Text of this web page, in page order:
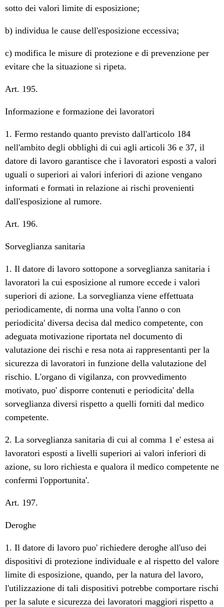
sotto dei valori limite di esposizione;
b) individua le cause dell'esposizione eccessiva;
c) modifica le misure di protezione e di prevenzione per
evitare che la situazione si ripeta.
Art. 195.
Informazione e formazione dei lavoratori
1. Fermo restando quanto previsto dall'articolo 184
nell'ambito degli obblighi di cui agli articoli 36 e 37, il
datore di lavoro garantisce che i lavoratori esposti a valori
uguali o superiori ai valori inferiori di azione vengano
informati e formati in relazione ai rischi provenienti
dall'esposizione al rumore.
Art. 196.
Sorveglianza sanitaria
1. Il datore di lavoro sottopone a sorveglianza sanitaria i
lavoratori la cui esposizione al rumore eccede i valori
superiori di azione. La sorveglianza viene effettuata
periodicamente, di norma una volta l'anno o con
periodicita' diversa decisa dal medico competente, con
adeguata motivazione riportata nel documento di
valutazione dei rischi e resa nota ai rappresentanti per la
sicurezza di lavoratori in funzione della valutazione del
rischio. L'organo di vigilanza, con provvedimento
motivato, puo' disporre contenuti e periodicita' della
sorveglianza diversi rispetto a quelli forniti dal medico
competente.
2. La sorveglianza sanitaria di cui al comma 1 e' estesa ai
lavoratori esposti a livelli superiori ai valori inferiori di
azione, su loro richiesta e qualora il medico competente ne
confermi l'opportunita'.
Art. 197.
Deroghe
1. Il datore di lavoro puo' richiedere deroghe all'uso dei
dispositivi di protezione individuale e al rispetto del valore
limite di esposizione, quando, per la natura del lavoro,
l'utilizzazione di tali dispositivi potrebbe comportare rischi
per la salute e sicurezza dei lavoratori maggiori rispetto a